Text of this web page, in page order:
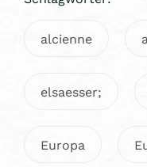
alcienne
elsaesser;
Europa